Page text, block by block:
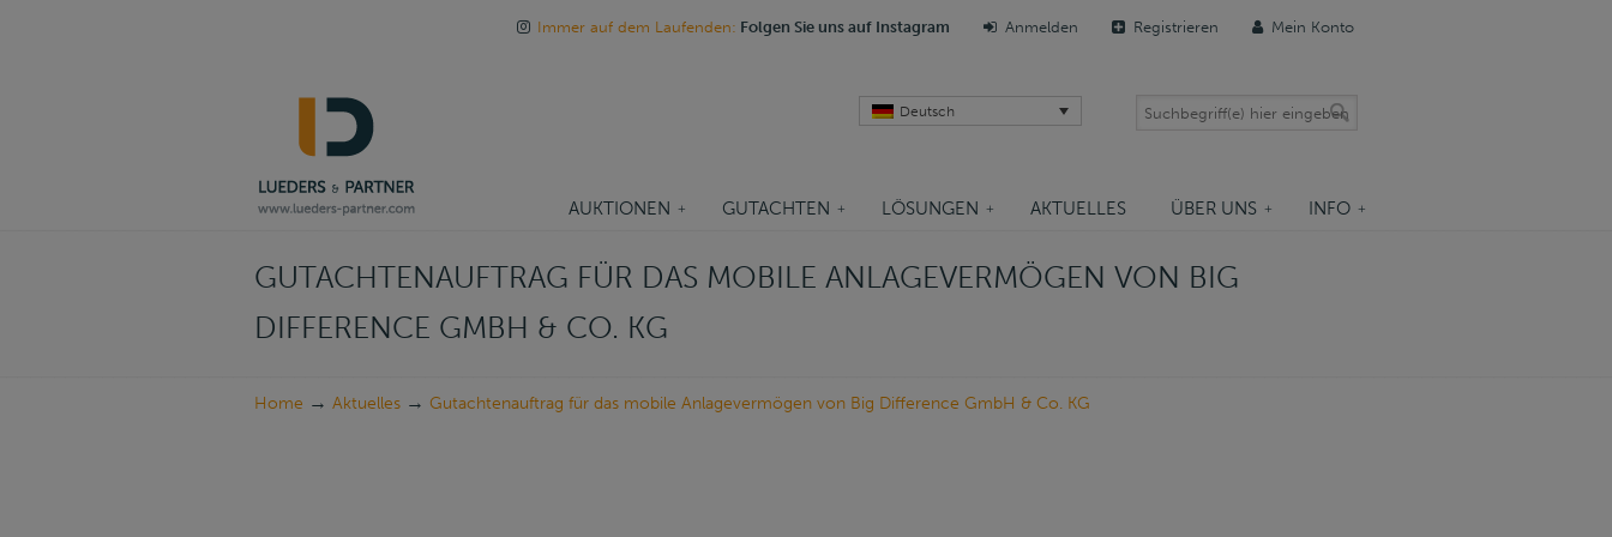
Immer auf dem Laufenden: Folgen Sie uns auf Instagram Anmelden Registrieren Mein Konto
Deutsch
AUKTIONEN GUTACHTEN LÖSUNGEN AKTUELLES ÜBER UNS INFO
Navigation
GUTACHTENAUFTRAG FÜR DAS MOBILE ANLAGEVERMÖGEN VON BIG
DIFFERENCE GMBH & CO. KG
Home → Aktuelles → Gutachtenauftrag für das mobile Anlagevermögen von Big Difference GmbH & Co. KG